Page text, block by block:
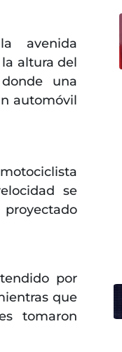
avenida
altura del
una
automóvil
se
por
que
tomaron